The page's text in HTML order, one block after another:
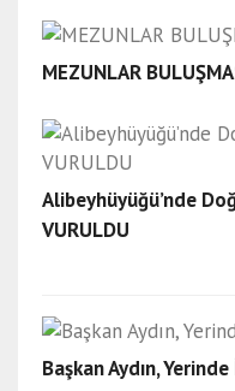
MEZUNLAR
Alibeyhüyüğü’nde
VURULDU
Başkan Aydın,